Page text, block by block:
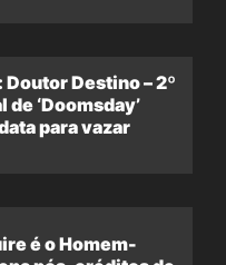
Destino – 2º
‘Doomsday’
para vazar
é o Homem-